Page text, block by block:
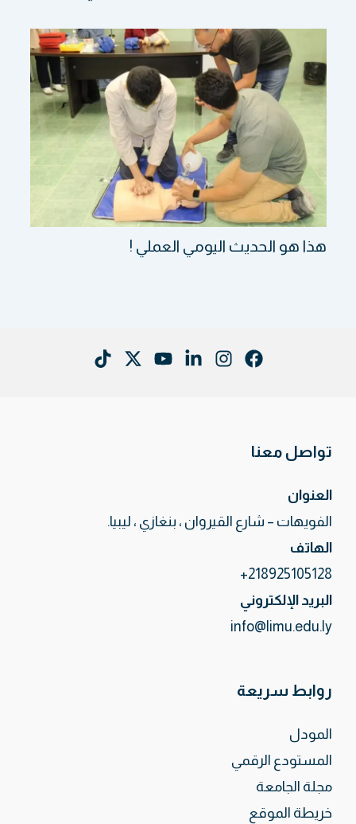
هذا هو الحديث اليومي العملي !
تواصل معنا
العنوان
الفويهات – شارع القيروان ، بنغازي ، ليبيا.
الهاتف
218925105128+
البريد الإلكتروني
info@limu.edu.ly
روابط سريعة
المودل
المستودع الرقمي
مجلة الجامعة
خريطة الموقع